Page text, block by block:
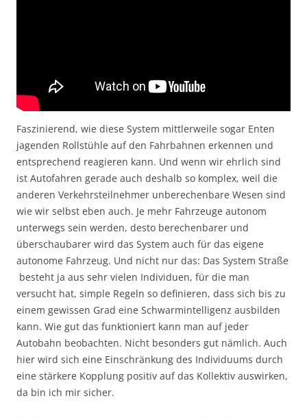
Faszinierend, wie diese System mittlerweile sogar Enten
jagenden Rollstühle auf den Fahrbahnen erkennen und
entsprechend reagieren kann. Und wenn wir ehrlich sind
ist Autofahren gerade auch deshalb so komplex, weil die
anderen Verkehrsteilnehmer unberechenbare Wesen sind
wie wir selbst eben auch. Je mehr Fahrzeuge autonom
unterwegs sein werden, desto berechenbarer und
überschaubarer wird das System auch für das eigene
autonome Fahrzeug. Und nicht nur das: Das System Straße
besteht ja aus sehr vielen Individuen, für die man
versucht hat, simple Regeln so definieren, dass sich bis zu
einem gewissen Grad eine Schwarmintelligenz ausbilden
kann. Wie gut das funktioniert kann man auf jeder
Autobahn beobachten. Nicht besonders gut nämlich. Auch
hier wird sich eine Einschränkung des Individuums durch
eine stärkere Kopplung positiv auf das Kollektiv auswirken,
da bin ich mir sicher.